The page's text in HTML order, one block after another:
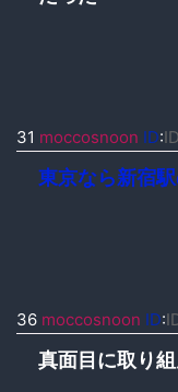
31 moccosnoon ID:
東京なら新宿
36 moccosnoon ID:
真面目に取り